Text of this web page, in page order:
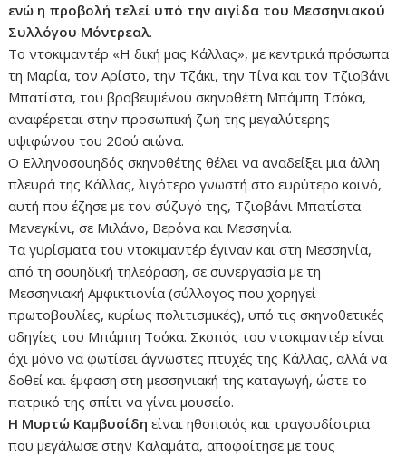
ενώ η προβολή τελεί υπό την αιγίδα του Μεσσηνιακού
Συλλόγου Μόντρεαλ.
Το ντοκιμαντέρ «Η δική μας Κάλλας», με κεντρικά πρόσωπα
τη Μαρία, τον Αρίστο, την Τζάκι, την Τίνα και τον Τζιοβάνι
Μπατίστα, του βραβευμένου σκηνοθέτη Μπάμπη Τσόκα,
αναφέρεται στην προσωπική ζωή της μεγαλύτερης
υψιφώνου του 20ού αιώνα.
Ο Ελληνοσουηδός σκηνοθέτης θέλει να αναδείξει μια άλλη
πλευρά της Κάλλας, λιγότερο γνωστή στο ευρύτερο κοινό,
αυτή που έζησε με τον σύζυγό της, Τζιοβάνι Μπατίστα
Μενεγκίνι, σε Μιλάνο, Βερόνα και Μεσσηνία.
Τα γυρίσματα του ντοκιμαντέρ έγιναν και στη Μεσσηνία,
από τη σουηδική τηλεόραση, σε συνεργασία με τη
Μεσσηνιακή Αμφικτιονία (σύλλογος που χορηγεί
πρωτοβουλίες, κυρίως πολιτισμικές), υπό τις σκηνοθετικές
οδηγίες του Μπάμπη Τσόκα. Σκοπός του ντοκιμαντέρ είναι
όχι μόνο να φωτίσει άγνωστες πτυχές της Κάλλας, αλλά να
δοθεί και έμφαση στη μεσσηνιακή της καταγωγή, ώστε το
πατρικό της σπίτι να γίνει μουσείο.
Η Μυρτώ Καμβυσίδη είναι ηθοποιός και τραγουδίστρια
που μεγάλωσε στην Καλαμάτα, αποφοίτησε με τους